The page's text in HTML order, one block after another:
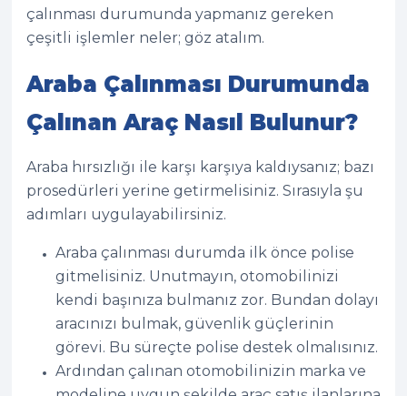
çalınması durumunda yapmanız gereken
çeşitli işlemler neler; göz atalım.
Araba Çalınması Durumunda
Çalınan Araç Nasıl Bulunur?
Araba hırsızlığı ile karşı karşıya kaldıysanız; bazı
prosedürleri yerine getirmelisiniz. Sırasıyla şu
adımları uygulayabilirsiniz.
Araba çalınması durumda ilk önce polise
gitmelisiniz. Unutmayın, otomobilinizi
kendi başınıza bulmanız zor. Bundan dolayı
aracınızı bulmak, güvenlik güçlerinin
görevi. Bu süreçte polise destek olmalısınız.
Ardından çalınan otomobilinizin marka ve